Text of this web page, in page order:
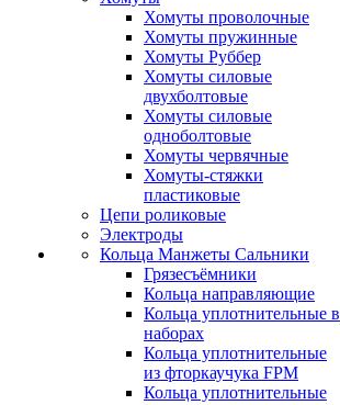
Хомуты проволочные
Хомуты пружинные
Хомуты Руббер
Хомуты силовые
двухболтовые
Хомуты силовые
одноболтовые
Хомуты червячные
Хомуты-стяжки
пластиковые
Цепи роликовые
Электроды
Кольца Манжеты Сальники
Грязесъёмники
Кольца направляющие
Кольца уплотнительные в
наборах
Кольца уплотнительные
из фторкаучука FPM
Кольца уплотнительные